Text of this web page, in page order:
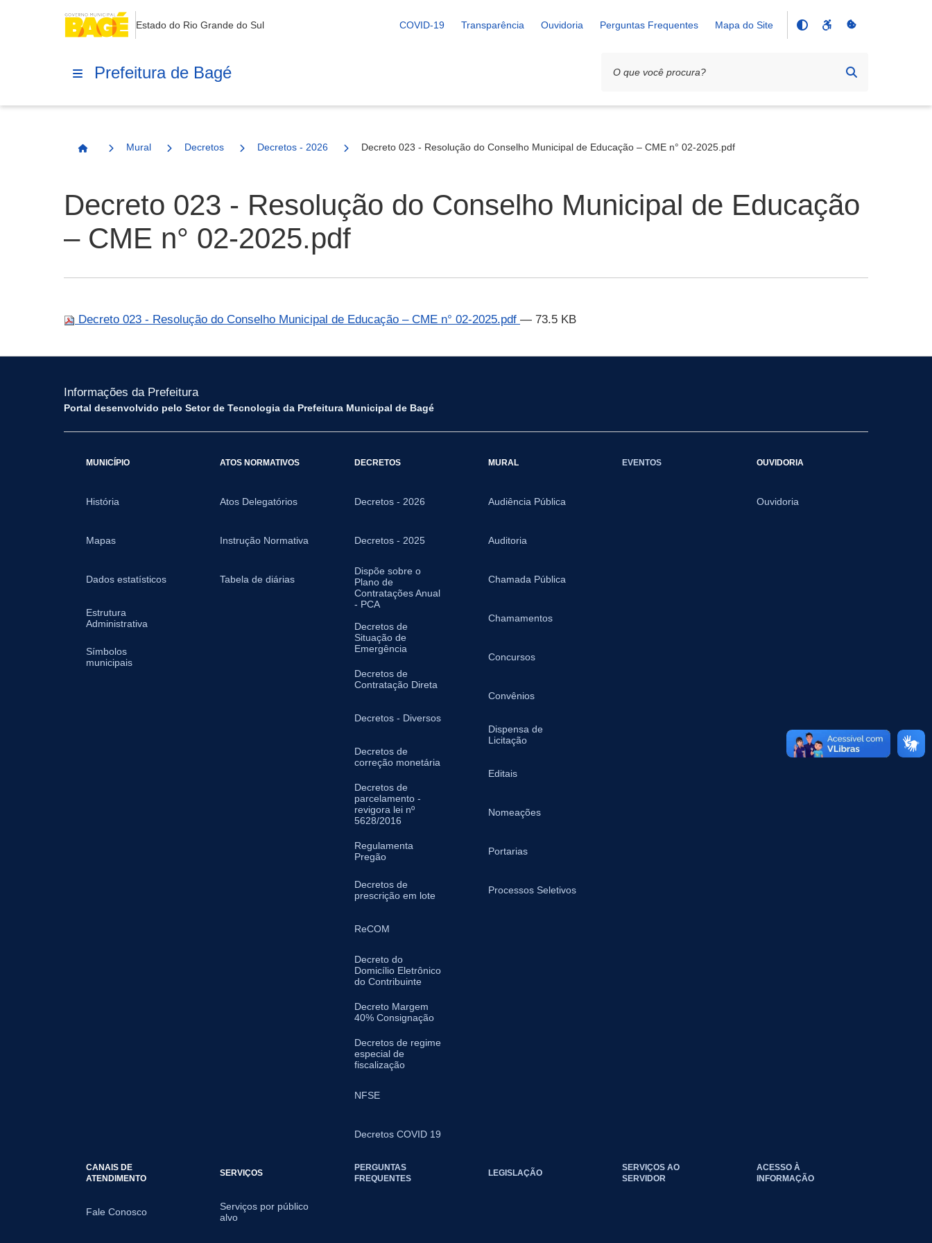
Estado do Rio Grande do Sul COVID-19 Transparência Ouvidoria Perguntas Frequentes Mapa do Site
Prefeitura de Bagé
Página Inicial
Mural Decretos Decretos - 2026 Decreto 023 - Resolução do Conselho Municipal de Educação – CME n° 02-2025.pdf
Decreto 023 - Resolução do Conselho Municipal de Educação
– CME n° 02-2025.pdf
Decreto 023 - Resolução do Conselho Municipal de Educação – CME n° 02-2025.pdf — 73.5 KB
Informações da Prefeitura
Portal desenvolvido pelo Setor de Tecnologia da Prefeitura Municipal de Bagé
MUNICÍPIO
História
Mapas
Dados estatísticos
Estrutura
Administrativa
Símbolos
municipais
ATOS NORMATIVOS
Atos Delegatórios
Instrução Normativa
Tabela de diárias
DECRETOS
Decretos - 2026
Decretos - 2025
Dispõe sobre o
Plano de
Contratações Anual
- PCA
Decretos de
Situação de
Emergência
Decretos de
Contratação Direta
Decretos - Diversos
Decretos de
correção monetária
Decretos de
parcelamento -
revigora lei nº
5628/2016
Regulamenta
Pregão
Decretos de
prescrição em lote
ReCOM
Decreto do
Domicílio Eletrônico
do Contribuinte
Decreto Margem
40% Consignação
Decretos de regime
especial de
fiscalização
NFSE
Decretos COVID 19
MURAL
Audiência Pública
Auditoria
Chamada Pública
Chamamentos
Concursos
Convênios
Dispensa de
Licitação
Editais
Nomeações
Portarias
Processos Seletivos
EVENTOS OUVIDORIA
Ouvidoria
CANAIS DE
ATENDIMENTO
Fale Conosco
SERVIÇOS
Serviços por público
alvo
PERGUNTAS
FREQUENTES
LEGISLAÇÃO
SERVIÇOS AO
SERVIDOR
ACESSO À
INFORMAÇÃO